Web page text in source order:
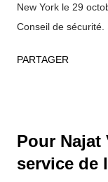
New York le 29
Conseil de
prévention et la
avait déjà reçu à
Secrétaire général
PARTAGER
Pour Najat
service de